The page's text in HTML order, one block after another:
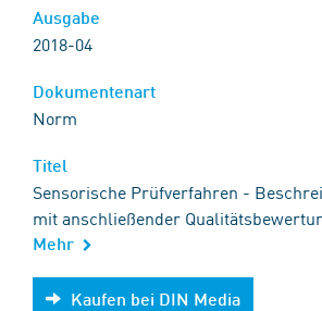
2018-04
Norm
Sensorische Prüfverfahren -
mit anschließender
Mehr
Kaufen bei DIN Media
Kaufen bei DIN Media